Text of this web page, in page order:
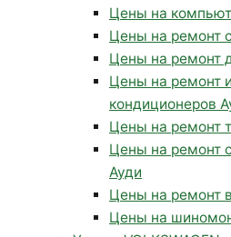
Цены на
Цены на ремонт
Цены на ремонт
Цены на ремонт
кондиционеров
Цены на ремонт
Цены на ремонт
Ауди
Цены на ремонт
Цены на